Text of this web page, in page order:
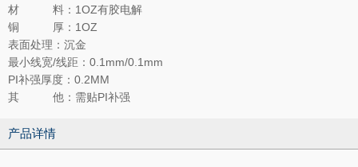
材 料：1OZ有胶电解
铜 厚：1OZ
表面处理：沉金
最小线宽/线距：0.1mm/0.1mm
PI补强厚度：0.2MM
其 他：需贴PI补强
产品详情